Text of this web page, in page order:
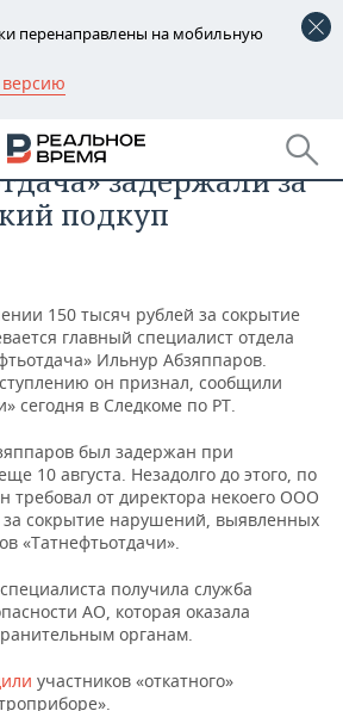
перенаправлены на мобильную
ПФО
АО
задержали за
подкуп
150 тысяч рублей за сокрытие
главный специалист отдела
Ильнур Абзяппаров.
он признал, сообщили
сегодня в Следкоме по РТ.
был задержан при
10 августа. Незадолго до этого, по
требовал от директора некоего ООО
за сокрытие нарушений, выявленных
«Татнефтьотдачи».
получила служба
АО, которая оказала
органам.
участников «откатного»